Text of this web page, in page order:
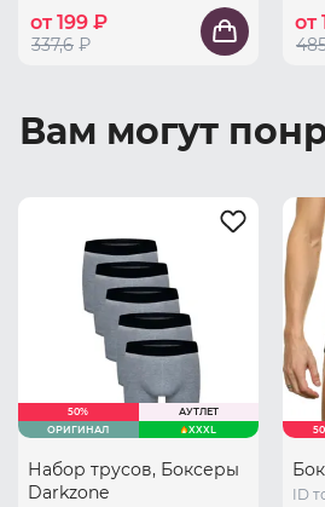
от 199 ₽
337,6 ₽
от
Вам могут
50%
АУТЛЕТ
ОРИГИНАЛ
XXXL
Набор трусов, Боксеры
Darkzone
ID